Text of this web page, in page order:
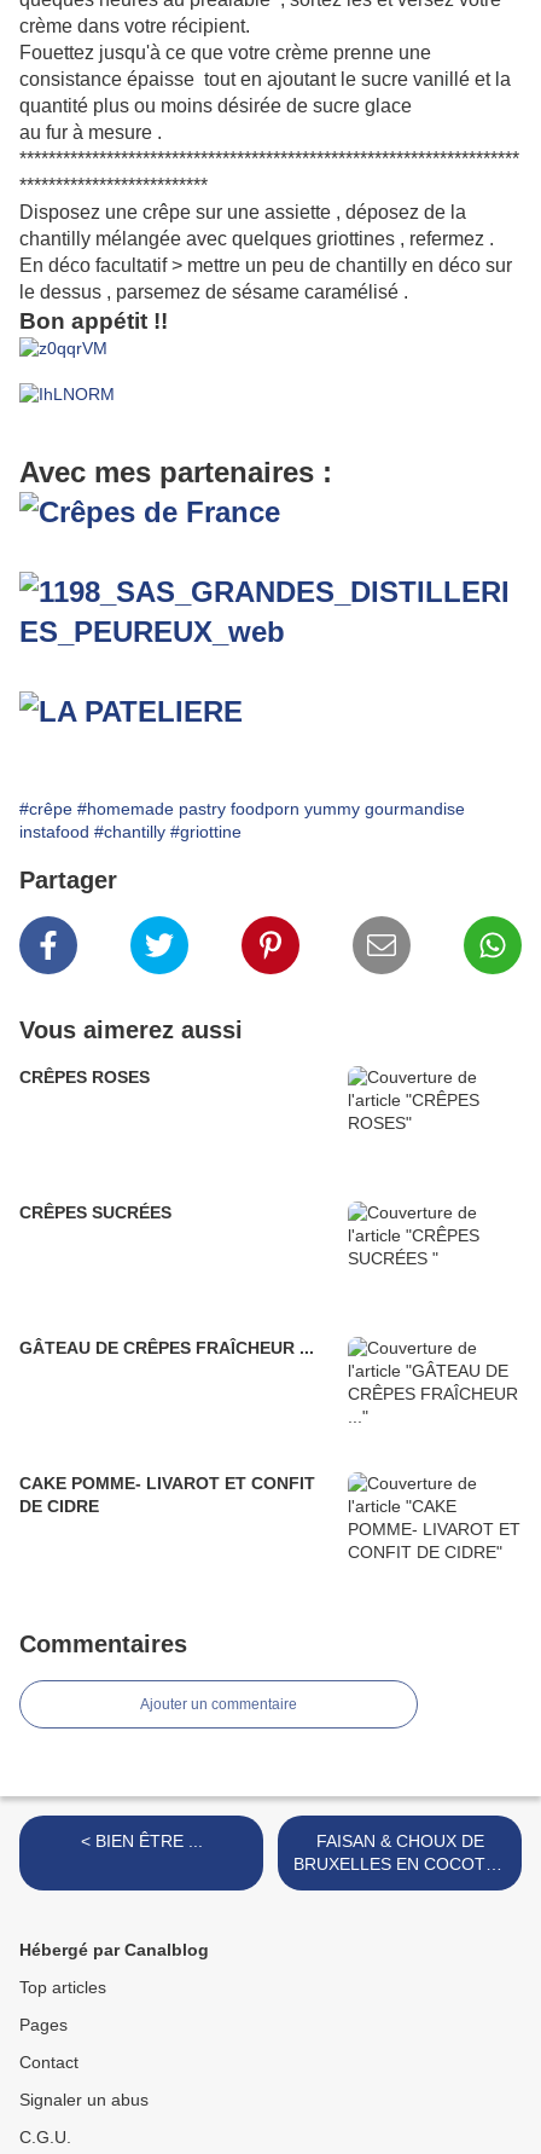
crème dans votre récipient.
Fouettez jusqu'à ce que votre crème prenne une
consistance épaisse tout en ajoutant le sucre vanillé et la
quantité plus ou moins désirée de sucre glace
au fur à mesure .
*********************************************************************
**************************
Disposez une crêpe sur une assiette , déposez de la
chantilly mélangée avec quelques griottines , refermez .
En déco facultatif > mettre un peu de chantilly en déco sur
le dessus , parsemez de sésame caramélisé .
Bon appétit !!
Avec mes partenaires :
#crêpe #homemade pastry foodporn yummy gourmandise
instafood #chantilly #griottine
Partager
Vous aimerez aussi
CRÊPES ROSES
CRÊPES SUCRÉES
GÂTEAU DE CRÊPES FRAÎCHEUR ...
CAKE POMME- LIVAROT ET CONFIT
DE CIDRE
Commentaires
Ajouter un commentaire
< BIEN ÊTRE ...
FAISAN & CHOUX DE
BRUXELLES EN COCOTTE
AU FOUR ET
Hébergé par Canalblog
Top articles
Pages
Contact
Signaler un abus
C.G.U.